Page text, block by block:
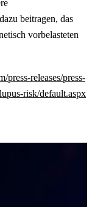
beitragen, das
vorbelasteten
releases/press-
risk/default.aspx